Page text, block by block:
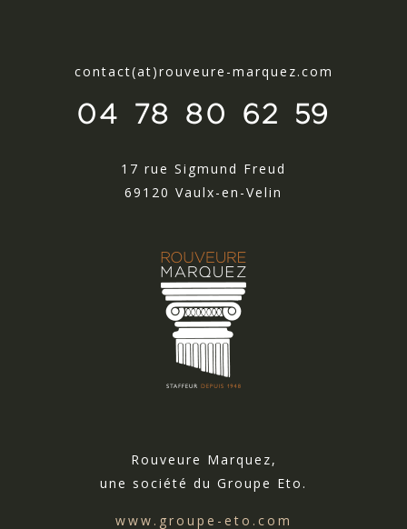
contact(at)rouveure-marquez.com
04 78 80 62 59
17 rue Sigmund Freud
69120 Vaulx-en-Velin
Rouveure Marquez,
une société du Groupe Eto.
www.groupe-eto.com